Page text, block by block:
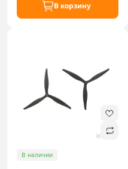
В корзину
В наличии